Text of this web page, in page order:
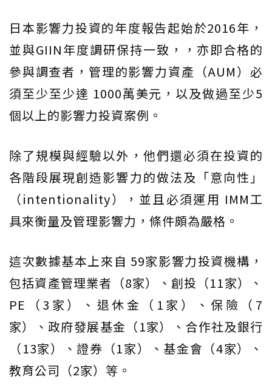
日本影響力投資的年度報告起始於2016年，
並與GIIN年度調研保持一致，，亦即合格的
參與調查者，管理的影響力資產（AUM）必
須至少至少達 1000萬美元，以及做過至少5
個以上的影響力投資案例。
除了規模與經驗以外，他們還必須在投資的
各階段展現創造影響力的做法及「意向性」
（intentionality），並且必須運用 IMM工
具來衡量及管理影響力，條件頗為嚴格。
這次數據基本上來自 59家影響力投資機構，
包括資產管理業者（8家）、創投（11家）、
PE（3家）、退休金（1家）、保險（7
家）、政府發展基金（1家）、合作社及銀行
（13家）、證券（1家）、基金會（4家）、
教育公司（2家）等。